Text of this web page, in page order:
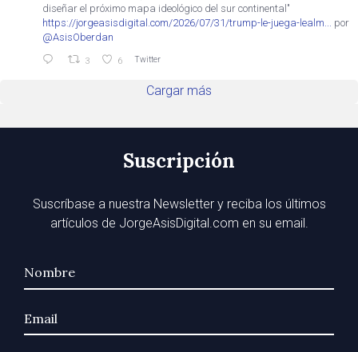
diseñar el próximo mapa ideológico del sur continental"
https://jorgeasisdigital.com/2026/07/31/trump-le-juega-lealm...
por
@AsisOberdan
3 6 Twitter
Cargar más
Suscripción
Suscríbase a nuestra Newsletter y reciba los últimos
artículos de JorgeAsisDigital.com en su email.